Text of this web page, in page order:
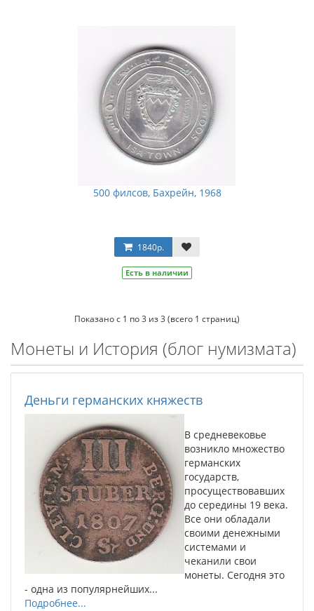
500 филсов, Бахрейн, 1968
1840р.
Есть в наличии
Показано с 1 по 3 из 3 (всего 1 страниц)
Монеты и История (блог нумизмата)
Деньги германских княжеств
В средневековье
возникло множество
германских
государств,
просуществовавших
до середины 19 века.
Все они обладали
своими денежными
системами и
чеканили свои
монеты. Сегодня это
- одна из популярнейших...
Подробнее...